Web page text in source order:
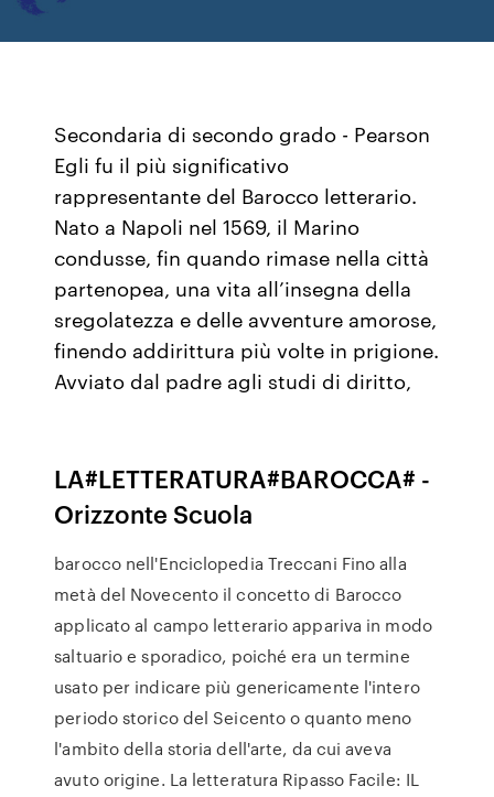
Secondaria di secondo grado - Pearson
Egli fu il più significativo
rappresentante del Barocco letterario.
Nato a Napoli nel 1569, il Marino
condusse, fin quando rimase nella città
partenopea, una vita all’insegna della
sregolatezza e delle avventure amorose,
finendo addirittura più volte in prigione.
Avviato dal padre agli studi di diritto,
LA#LETTERATURA#BAROCCA# -
Orizzonte Scuola
barocco nell'Enciclopedia Treccani Fino alla
metà del Novecento il concetto di Barocco
applicato al campo letterario appariva in modo
saltuario e sporadico, poiché era un termine
usato per indicare più genericamente l'intero
periodo storico del Seicento o quanto meno
l'ambito della storia dell'arte, da cui aveva
avuto origine. La letteratura Ripasso Facile: IL